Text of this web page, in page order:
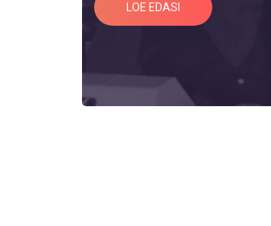
LOE EDASI